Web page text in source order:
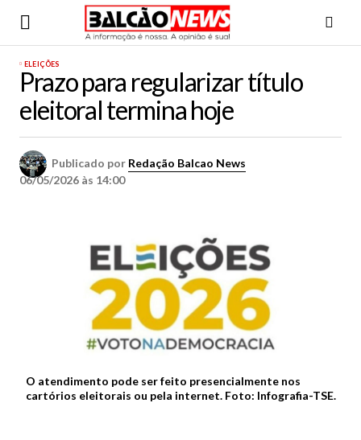
ELEIÇÕES
Prazo para regularizar título
eleitoral termina hoje
Publicado por Redação Balcao News
06/05/2026 às 14:00
O atendimento pode ser feito presencialmente nos
cartórios eleitorais ou pela internet. Foto: Infografia-TSE.